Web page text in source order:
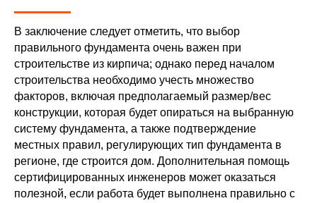
В заключение следует отметить, что выбор
правильного фундамента очень важен при
строительстве из кирпича; однако перед началом
строительства необходимо учесть множество
факторов, включая предполагаемый размер/вес
конструкции, которая будет опираться на выбранную
систему фундамента, а также подтверждение
местных правил, регулирующих тип фундамента в
регионе, где строится дом. Дополнительная помощь
сертифицированных инженеров может оказаться
полезной, если работа будет выполнена правильно с